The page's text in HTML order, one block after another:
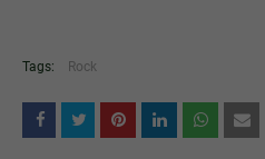
Tags: Rock